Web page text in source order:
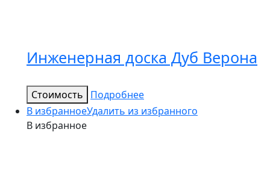
Инженерная доска Дуб Верона
Стоимость
Подробнее
В избранноеУдалить из избранного
В избранное